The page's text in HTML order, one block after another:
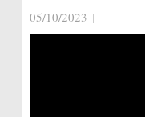
05/10/2023 |